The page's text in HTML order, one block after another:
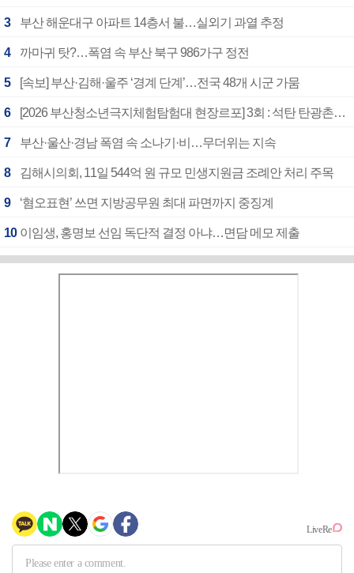
3 부산 해운대구 아파트 14층서 불…실외기 과열 추정
4 까마귀 탓?…폭염 속 부산 북구 986가구 정전
5 [속보] 부산·김해·울주 ‘경계 단계’…전국 48개 시군 가뭄
6 [2026 부산청소년극지체험탐험대 현장르포] 3회 : 석탄 탄광촌에서 북극 연구의 중심지로
7 부산·울산·경남 폭염 속 소나기·비…무더위는 지속
8 김해시의회, 11일 544억 원 규모 민생지원금 조례안 처리 주목
9 ‘혐오표현’ 쓰면 지방공무원 최대 파면까지 중징계
10 이임생, 홍명보 선임 독단적 결정 아냐…면담 메모 제출